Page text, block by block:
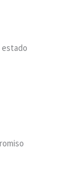
estado